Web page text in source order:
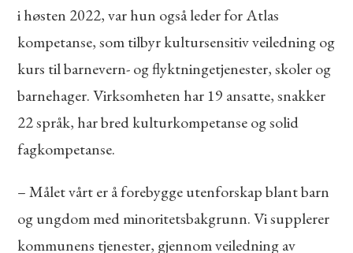
i høsten 2022, var hun også leder for Atlas
kompetanse, som tilbyr kultursensitiv veiledning og
kurs til barnevern- og flyktningetjenester, skoler og
barnehager. Virksomheten har 19 ansatte, snakker
22 språk, har bred kulturkompetanse og solid
fagkompetanse.
– Målet vårt er å forebygge utenforskap blant barn
og ungdom med minoritetsbakgrunn. Vi supplerer
kommunens tjenester, gjennom veiledning av